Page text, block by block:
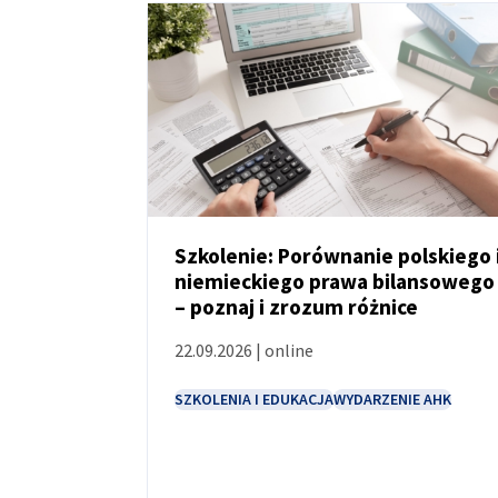
Poland
WYDARZENIE
Szkolenie: Porównanie polskiego
niemieckiego prawa bilansowego
– poznaj i zrozum różnice
22.09.2026 | online
SZKOLENIA I EDUKACJAWYDARZENIE AHK